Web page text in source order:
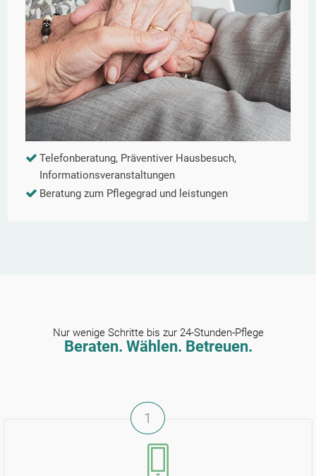
Telefonberatung, Präventiver Hausbesuch,
Informationsveranstaltungen
Beratung zum Pflegegrad und leistungen
Nur wenige Schritte bis zur 24-Stunden-Pflege
Beraten. Wählen. Betreuen.
1